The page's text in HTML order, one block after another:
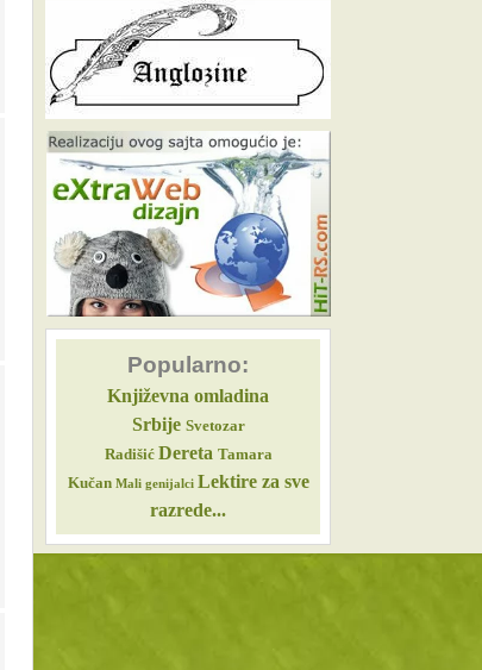
Popularno:
Književna omladina
Srbije Svetozar
Radišić Dereta Tamara
Kučan Mali genijalci Lektire za sve
razrede...